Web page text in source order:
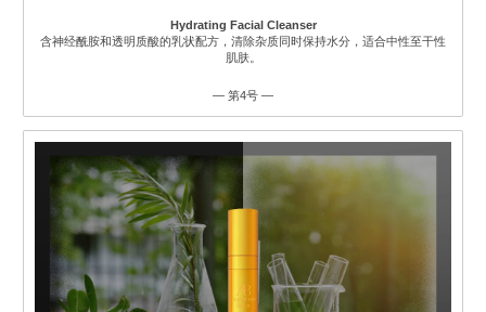
Hydrating Facial Cleanser
含神经酰胺和透明质酸的乳状配方，清除杂质同时保持水分，适合中性至干性
肌肤。
— 第4号 —